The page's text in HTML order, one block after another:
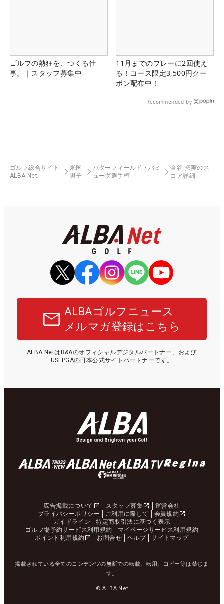
ゴルフの熱狂を、つくる仕
事。｜スタッフ募集中
11月までのプレーに2回使え
る！コース限定3,500円クー
ポン配布中！
Recommended by
ゴルフ総合サイト
ALBA Net
米国
男子
バターフィールド・バミ
ューダ選手権
金谷 拓実のス
コア詳細
ALBAゴルフニュース
メルマガ登録はこちら
ALBA NetはR&Aのオフィシャルデジタルパートナー、および
USLPGAの日本公式サイトパートナーです。
広告掲載について スタッフ募集
運営会社
プライバシーポリシー
ご利用に際して
会員規約
ガイドライン
特定商取引法に基づく表示
ゴルフ場予約サービス利用規約
マイページサービス利用規約
ポイント利用規約
お問合せ ヘルプ サイトマップ
掲載されている全てのコンテンツの無断での転載、転用、コピー等は禁じま
す。
© ALBA Net